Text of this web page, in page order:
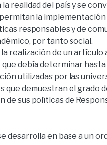
la realidad del país y se
la implementación
responsables y de
por tanto social.
realización de un artículo
debía determinar hasta
utilizadas por las
que demuestran el grado
de sus políticas de
desarrolla en base a un